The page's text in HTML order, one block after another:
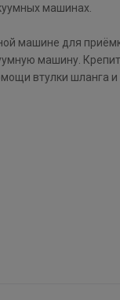
машинах.
машине для
машину.
втулки шланга и